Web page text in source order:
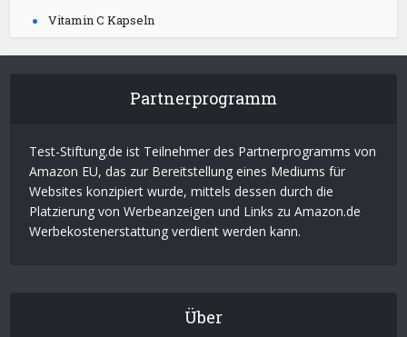
Vitamin C Kapseln
Partnerprogramm
Test-Stiftung.de ist Teilnehmer des Partnerprogramms von
Amazon EU, das zur Bereitstellung eines Mediums für
Websites konzipiert wurde, mittels dessen durch die
Platzierung von Werbeanzeigen und Links zu Amazon.de
Werbekostenerstattung verdient werden kann.
Über